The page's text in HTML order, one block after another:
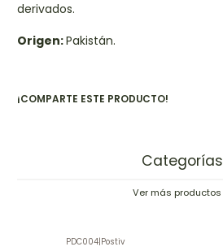
derivados.
Origen:Pakistán.
¡COMPARTE ESTE PRODUCTO!
Categorías
Ver más productos
PDC004|Postiv